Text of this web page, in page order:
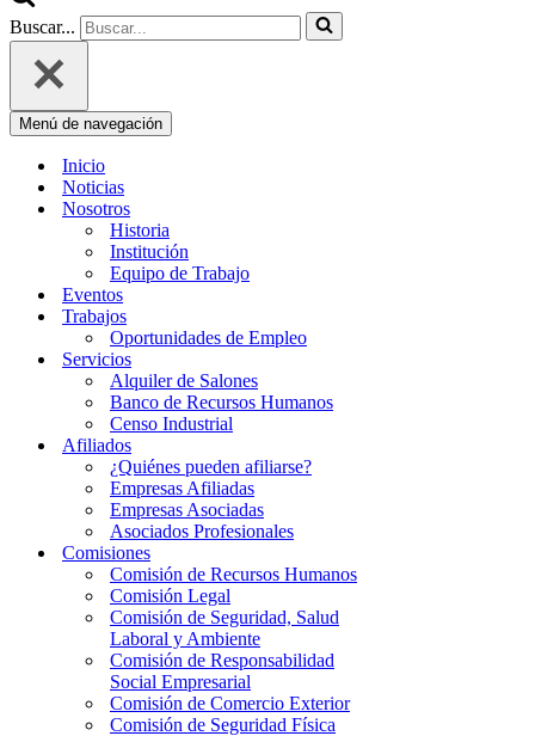
Buscar...
Menú de navegación
Inicio
Noticias
Nosotros
Historia
Institución
Equipo de Trabajo
Eventos
Trabajos
Oportunidades de Empleo
Servicios
Alquiler de Salones
Banco de Recursos Humanos
Censo Industrial
Afiliados
¿Quiénes pueden afiliarse?
Empresas Afiliadas
Empresas Asociadas
Asociados Profesionales
Comisiones
Comisión de Recursos Humanos
Comisión Legal
Comisión de Seguridad, Salud
Laboral y Ambiente
Comisión de Responsabilidad
Social Empresarial
Comisión de Comercio Exterior
Comisión de Seguridad Física